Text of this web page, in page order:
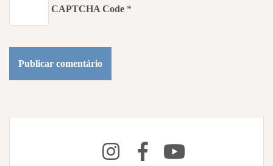
CAPTCHA Code *